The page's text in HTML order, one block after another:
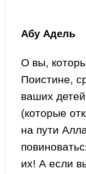
Абу Адель
О вы,
Поистине,
ваших
(которые
на пути
их! А если